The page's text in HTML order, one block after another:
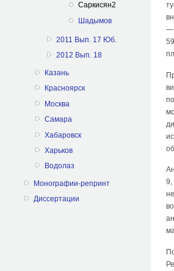
Саркисян2
Шадымов
2011 Вып. 17 Юб.
2012 Вып. 18
Казань
Красноярск
Москва
Самара
Хабаровск
Харьков
Водолаз
Монографии-репринт
Диссертации
—
9,